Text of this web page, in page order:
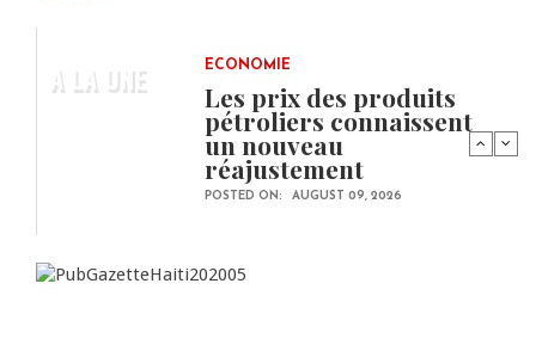
A LA UNE ECONOMIE
Les prix des produits
pétroliers connaissent
un nouveau
réajustement
POSTED ON: AUGUST 09, 2026